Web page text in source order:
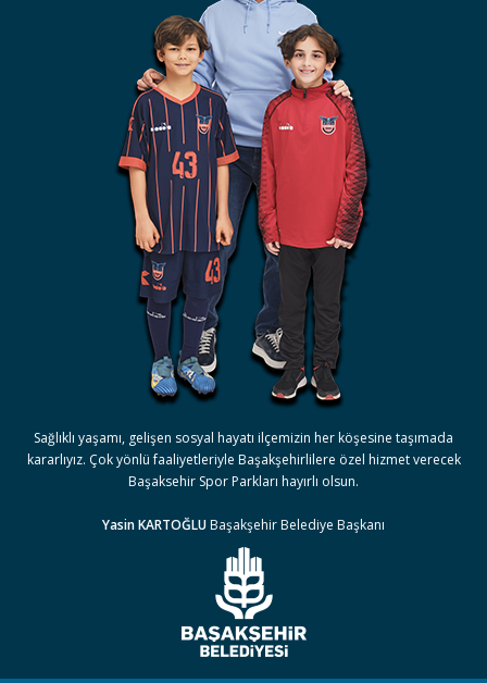
Sağlıklı yaşamı, gelişen sosyal hayatı ilçemizin her köşesine taşımada
kararlıyız. Çok yönlü faaliyetleriyle Başakşehirlilere özel hizmet verecek
Başaksehir Spor Parkları hayırlı olsun.
Yasin KARTOĞLU Başakşehir Belediye Başkanı